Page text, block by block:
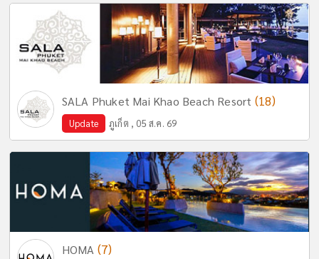
SALA Phuket Mai Khao Beach Resort (18)
Update ภูเก็ต , 05 ส.ค. 69
HOMA (7)